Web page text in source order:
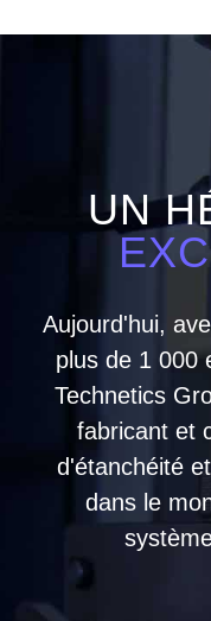
UN
Aujourd'hui,
plus de 1 000
Technetics
fabricant et
d'étanchéité
dans le